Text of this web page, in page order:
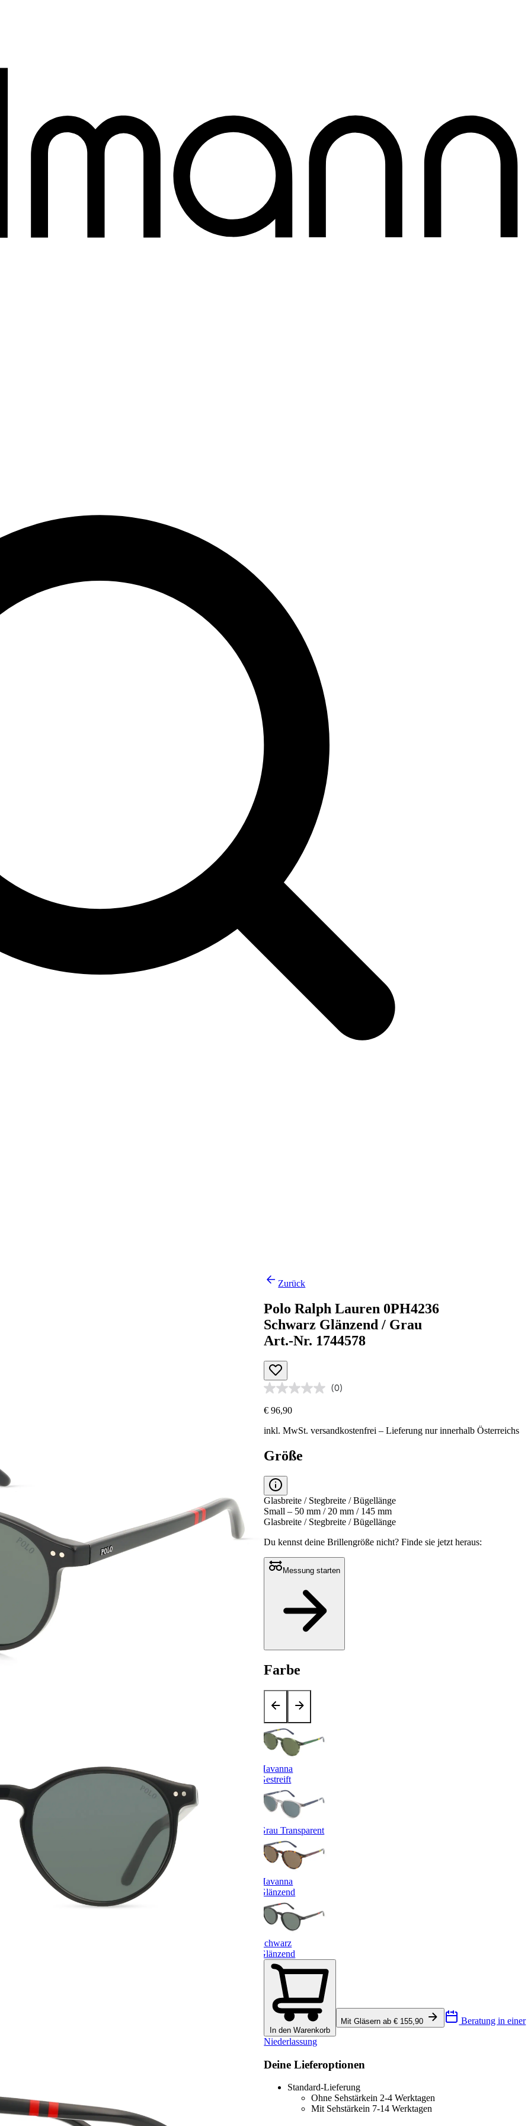
Zurück
Polo Ralph Lauren 0PH4236
Schwarz Glänzend / Grau
Art.-Nr. 1744578
(0)
€ 96,90
inkl. MwSt.versandkostenfrei – Lieferung nur innerhalb Österreichs
Größe
Glasbreite / Stegbreite / Bügellänge
Small – 50 mm / 20 mm / 145 mm
Glasbreite / Stegbreite / Bügellänge
Du kennst deine Brillengröße nicht?Finde sie jetzt heraus:
Messung starten
Farbe
Havanna
Gestreift
Grau Transparent
Havanna
Glänzend
Schwarz
Glänzend
In den Warenkorb
Mit Gläsern ab € 155,90 Beratung in einer
Niederlassung
Deine Lieferoptionen
Standard-Lieferung
Ohne Sehstärkein 2-4 Werktagen
Mit Sehstärkein 7-14 Werktagen